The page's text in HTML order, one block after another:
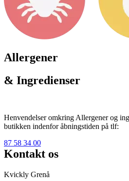
Allergener
& Ingredienser
Henvendelser omkring Allergener og
butikken indenfor åbningstiden på tlf:
87 58 34 00
Kontakt os
Kvickly Grenå